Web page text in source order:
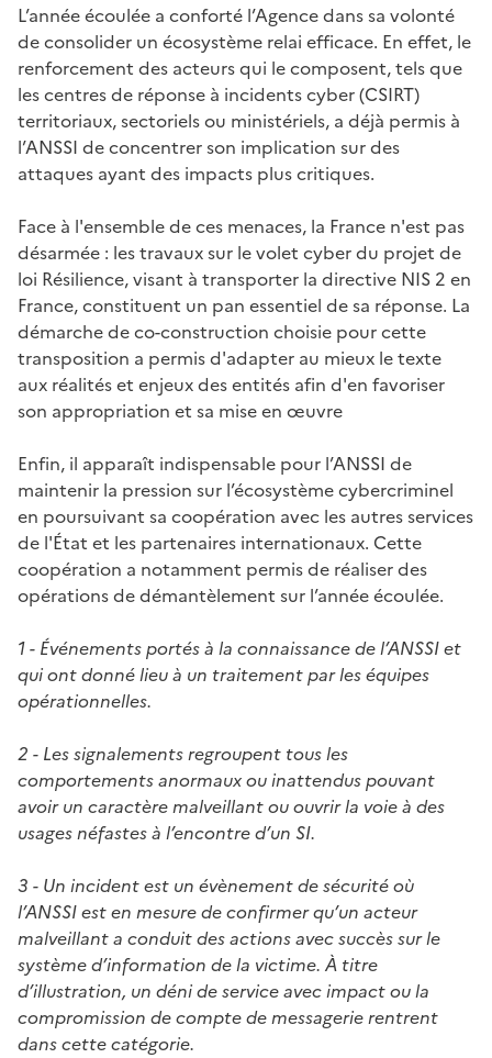
L’année écoulée a conforté l’Agence dans sa volonté
de consolider un écosystème relai efficace. En effet, le
renforcement des acteurs qui le composent, tels que
les centres de réponse à incidents cyber (CSIRT)
territoriaux, sectoriels ou ministériels, a déjà permis à
l’ANSSI de concentrer son implication sur des
attaques ayant des impacts plus critiques.
Face à l'ensemble de ces menaces, la France n'est pas
désarmée : les travaux sur le volet cyber du projet de
loi Résilience, visant à transporter la directive NIS 2 en
France, constituent un pan essentiel de sa réponse. La
démarche de co-construction choisie pour cette
transposition a permis d'adapter au mieux le texte
aux réalités et enjeux des entités afin d'en favoriser
son appropriation et sa mise en œuvre
Enfin, il apparaît indispensable pour l’ANSSI de
maintenir la pression sur l’écosystème cybercriminel
en poursuivant sa coopération avec les autres services
de l'État et les partenaires internationaux. Cette
coopération a notamment permis de réaliser des
opérations de démantèlement sur l’année écoulée.
1 - Événements portés à la connaissance de l’ANSSI et
qui ont donné lieu à un traitement par les équipes
opérationnelles.
2 - Les signalements regroupent tous les
comportements anormaux ou inattendus pouvant
avoir un caractère malveillant ou ouvrir la voie à des
usages néfastes à l’encontre d’un SI.
3 - Un incident est un évènement de sécurité où
l’ANSSI est en mesure de confirmer qu’un acteur
malveillant a conduit des actions avec succès sur le
système d’information de la victime. À titre
d’illustration, un déni de service avec impact ou la
compromission de compte de messagerie rentrent
dans cette catégorie.